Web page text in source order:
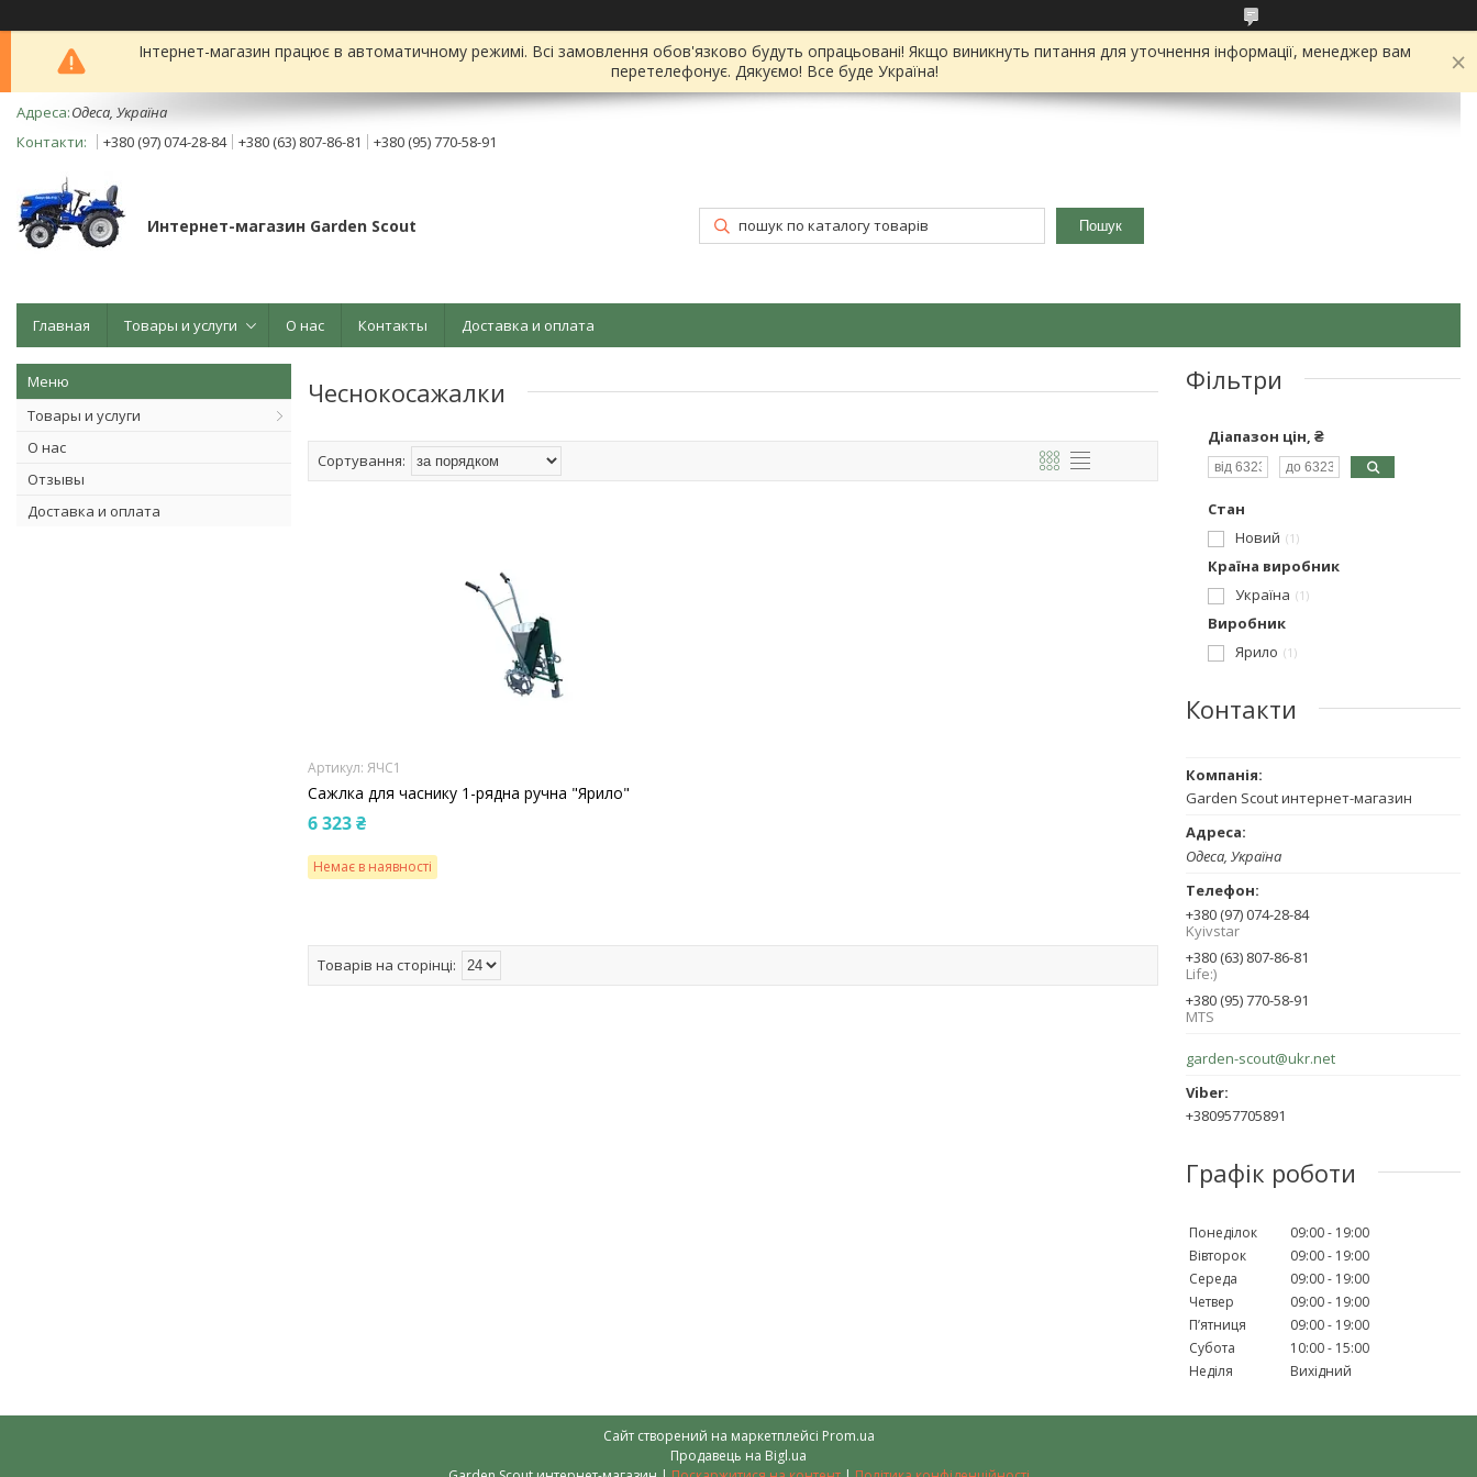
Інтернет-магазин працює в автоматичному режимі. Всі замовлення обов'язково будуть опрацьовані! Якщо виникнуть питання для уточнення інформації, менеджер вам
перетелефонує. Дякуємо! Все буде Україна!
Одеса, Україна
+380 (97) 074-28-84
+380 (63) 807-86-81 +380 (95) 770-58-91
Интернет-магазин Garden Scout Пошук
Главная Товары и услуги О нас Контакты Доставка и оплата
Товары и услуги
О нас
Отзывы
Доставка и оплата
Чеснокосажалки
ЯЧС1
Сажлка для часнику 1-рядна ручна "Ярило"
6 323 ₴
Немає в наявності
Фільтри
Діапазон цін, ₴
Стан
Новий
1
Країна виробник
Україна
1
Виробник
Ярило
1
Контакти
Garden Scout интернет-магазин
Одеса, Україна
+380 (97) 074-28-84
Kyivstar
+380 (63) 807-86-81
Life:)
+380 (95) 770-58-91
MTS
garden-scout@ukr.net
+380957705891
Графік роботи
Понеділок 09:00
19:00
Вівторок
09:00
19:00
Середа
09:00
19:00
Четвер
09:00
19:00
Пʼятниця
09:00
19:00
Субота
10:00
15:00
Неділя
Вихідний
Сайт створений на маркетплейсі Prom.ua
Продавець на Bigl.ua